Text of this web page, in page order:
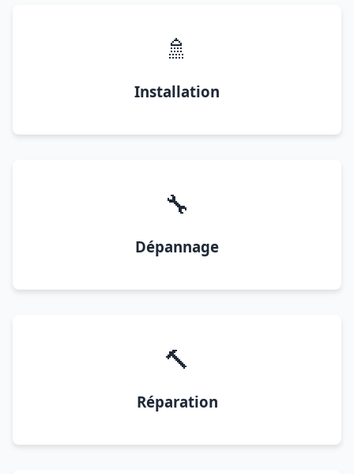
🚿
Installation
🔧
Dépannage
🔨
Réparation